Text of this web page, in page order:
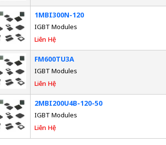
1MBI300N-120
IGBT Modules
Liên Hệ
FM600TU3A
IGBT Modules
Liên Hệ
2MBI200U4B-120-50
IGBT Modules
Liên Hệ